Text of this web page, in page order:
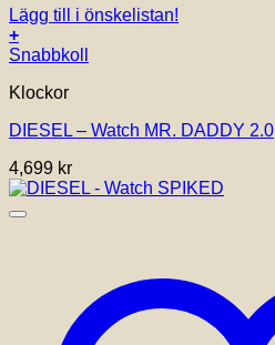
Lägg till i önskelistan!
+
Snabbkoll
Klockor
DIESEL – Watch MR. DADDY 2.0
4,699 kr